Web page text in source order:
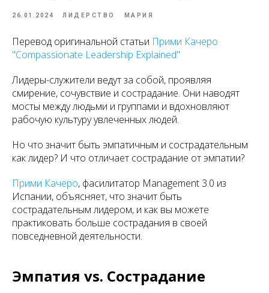
26.01.2024 ЛИДЕРСТВО МАРИЯ
Перевод оригинальной статьи Прими Качеро
"Compassionate Leadership Explained"
Лидеры-служители ведут за собой, проявляя
смирение, сочувствие и сострадание. Они наводят
мосты между людьми и группами и вдохновляют
рабочую культуру увлеченных людей.
Но что значит быть эмпатичным и сострадательным
как лидер? И что отличает сострадание от эмпатии?
Прими Качеро, фасилитатор Management 3.0 из
Испании, объясняет, что значит быть
сострадательным лидером, и как вы можете
практиковать больше сострадания в своей
повседневной деятельности.
Эмпатия vs. Сострадание